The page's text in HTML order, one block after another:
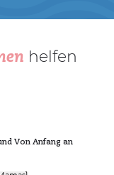
helfen
Von Anfang an